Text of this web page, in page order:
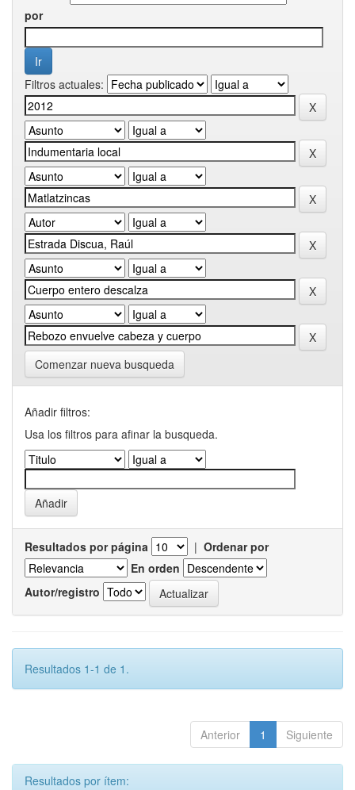
por
Filtros actuales:
Comenzar nueva busqueda
Añadir filtros:
Usa los filtros para afinar la busqueda.
Resultados por página | Ordenar por
En orden
Autor/registro
Resultados 1-1 de 1.
Anterior 1 Siguiente
Resultados por ítem: